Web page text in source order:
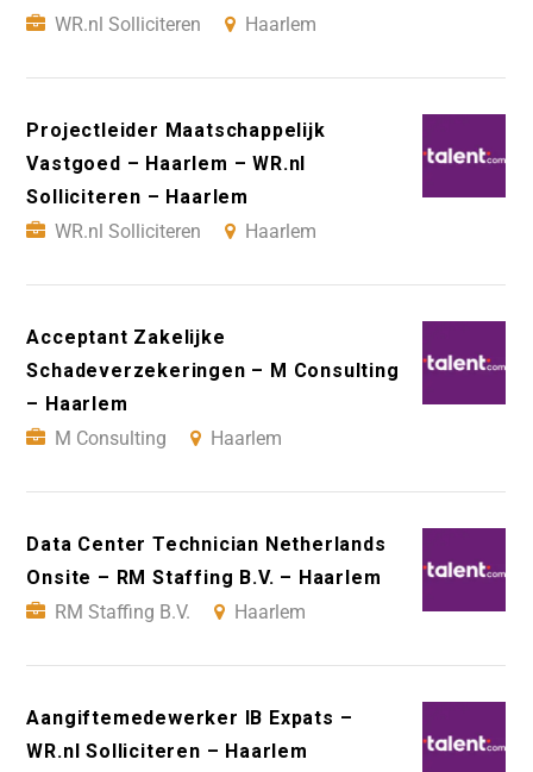
WR.nl Solliciteren
Haarlem
Projectleider Maatschappelijk
Vastgoed – Haarlem – WR.nl
Solliciteren – Haarlem
WR.nl Solliciteren
Haarlem
Acceptant Zakelijke
Schadeverzekeringen – M Consulting
– Haarlem
M Consulting
Haarlem
Data Center Technician Netherlands
Onsite – RM Staffing B.V. – Haarlem
RM Staffing B.V.
Haarlem
Aangiftemedewerker IB Expats –
WR.nl Solliciteren – Haarlem